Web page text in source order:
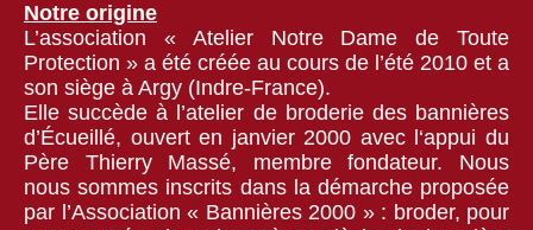
Notre origine
L’association « Atelier Notre Dame de Toute
Protection » a été créée au cours de l’été 2010 et a
son siège à Argy (Indre-France).
Elle succède à l’atelier de broderie des bannières
d’Écueillé, ouvert en janvier 2000 avec l‘appui du
Père Thierry Massé, membre fondateur. Nous
nous sommes inscrits dans la démarche proposée
par l’Association « Bannières 2000 » : broder, pour